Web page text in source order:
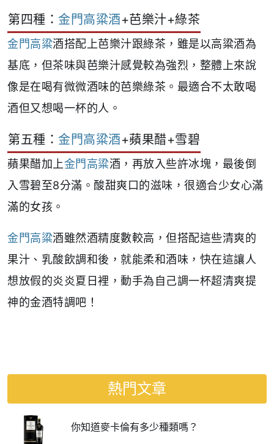
第四種： 金門高粱酒+芭樂汁+綠茶
金門高粱酒搭配上芭樂汁跟綠茶，雖是以高粱酒為
基底，但茶味與芭樂汁感覺較為強烈，整體上來說
像是在喝有微微酒味的芭樂綠茶。最適合不太敢喝
酒但又想喝一杯的人。
第五種： 金門高粱酒+蘋果醋+雪碧
蘋果醋加上金門高粱酒，再放入些許冰塊，最後倒
入雪碧至8分滿。酸甜爽口的滋味，很適合少女心滿
滿的女孩。
金門高粱酒雖然酒精度數較高，但搭配這些清爽的
果汁、乳酸飲調和後，就能柔和酒味，快在這讓人
想放假的炎炎夏日裡，動手為自己調一杯超清爽提
神的金酒特調吧！
熱門文章
你知道麥卡倫有多少種類嗎？